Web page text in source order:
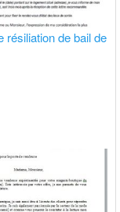
résiliation de bail de